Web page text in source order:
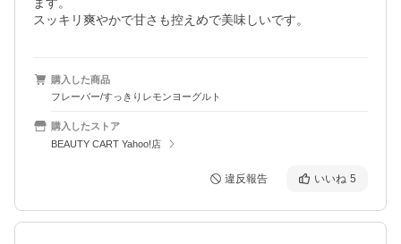
スッキリ爽やかで甘さも控えめで美味しいです。
購入した商品
フレーバー/すっきりレモンヨーグルト
購入したストア
BEAUTY CART Yahoo!店
違反報告 いいね 5